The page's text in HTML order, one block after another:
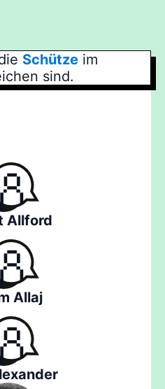
Schütze im
sind.
Allford
Allaj